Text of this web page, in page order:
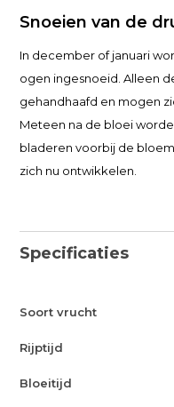
Snoeien van de
In december of januari
ogen ingesnoeid. Alleen
gehandhaafd en mogen
Meteen na de bloei
bladeren voorbij de
zich nu ontwikkelen.
Specificaties
Soort vrucht
Rijptijd
Bloeitijd